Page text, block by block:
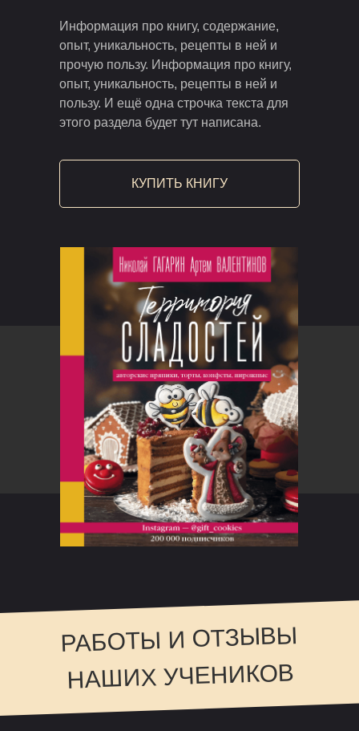
Информация про книгу, содержание,
опыт, уникальность, рецепты в ней и
прочую пользу. Информация про книгу,
опыт, уникальность, рецепты в ней и
пользу. И ещё одна строчка текста для
этого раздела будет тут написана.
КУПИТЬ КНИГУ
РАБОТЫ И ОТЗЫВЫ
НАШИХ УЧЕНИКОВ